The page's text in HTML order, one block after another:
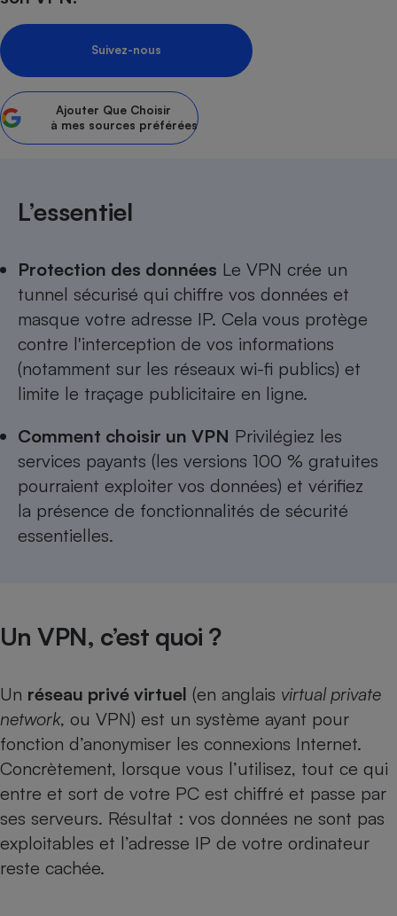
Suivez-nous
Ajouter Que Choisir
à mes sources préférées
L’essentiel
Protection des données Le VPN crée un
tunnel sécurisé qui chiffre vos données et
masque votre adresse IP. Cela vous protège
contre l'interception de vos informations
(notamment sur les réseaux wi-fi publics) et
limite le traçage publicitaire en ligne.
Comment choisir un VPN Privilégiez les
services payants (les versions 100 % gratuites
pourraient exploiter vos données) et vérifiez
la présence de fonctionnalités de sécurité
essentielles.
Un VPN, c’est quoi ?
Un réseau privé virtuel (en anglais virtual private
network, ou VPN) est un système ayant pour
fonction d’anonymiser les connexions Internet.
Concrètement, lorsque vous l’utilisez, tout ce qui
entre et sort de votre PC est chiffré et passe par
ses serveurs. Résultat : vos données ne sont pas
exploitables et l’adresse IP de votre ordinateur
reste cachée.
Assurance emprunteur
Petit électroménager -
Plaque de cuisson à
induction
Cafetière à expressos
Téléphone mobile -
Radiateur électrique